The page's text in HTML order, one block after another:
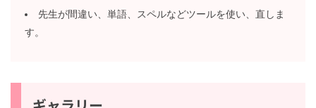
リートークを楽しみます。